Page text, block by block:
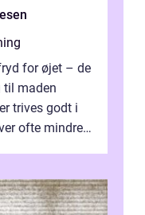
for øjet – de
til maden
trives godt i
ofte mindre